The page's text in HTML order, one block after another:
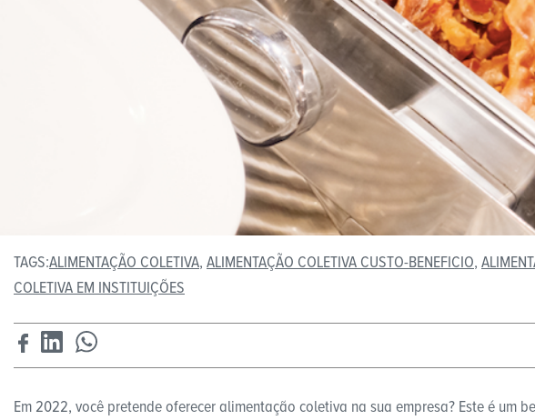
TAGS:ALIMENTAÇÃO COLETIVA, ALIMENTAÇÃO COLETIVA CUSTO-BENEFICIO,
COLETIVA EM INSTITUIÇÕES
Em 2022, você pretende oferecer alimentação coletiva na sua empresa? Este é um